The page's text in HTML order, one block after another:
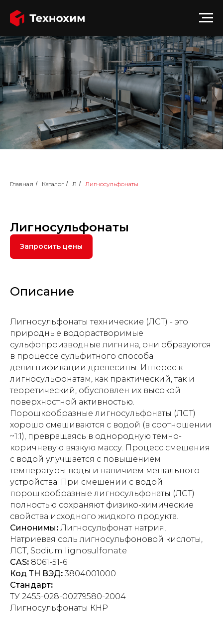
Главная / Каталог / Л / Лигносульфонаты
Лигносульфонаты
Запросить цены
Описание
Лигносульфонаты технические (ЛСТ) - это
природные водорастворимые
сульфопроизводные лигнина, они образуются
в процессе сульфитного способа
делигнификации древесины. Интерес к
лигносульфонатам, как практический, так и
теоретический, обусловлен их высокой
поверхностной активностью.
Порошкообразные лигносульфонаты (ЛСТ)
хорошо смешиваются с водой (в соотношении
~1:1), превращаясь в однородную темно-
коричневую вязкую массу. Процесс смешения
с водой улучшается с повышением
температуры воды и наличием мешального
устройства. При смешении с водой
порошкообразные лигносульфонаты (ЛСТ)
полностью сохраняют физико-химические
свойства исходного жидкого продукта.
Синонимы: Лигносульфонат натрия,
Натриевая соль лигносульфоновой кислоты,
ЛСТ, Sodium lignosulfonate
CAS: 8061-51-6
Код ТН ВЭД: 3804001000
Стандарт:
ТУ 2455-028-00279580-2004
Лигносульфонаты КНР